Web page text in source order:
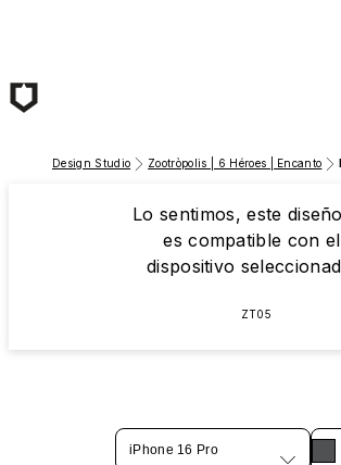
Design Studio Zootròpolis | 6 Héroes | Encanto
Lo sentimos, este
es compatible con el
dispositivo
ZT05
iPhone 16 Pro